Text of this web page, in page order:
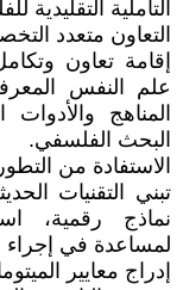
التأملية التقليدية
التعاون متعدد
إقامة تعاون
علم النفس
المناهج
البحث الفلسفي.
الاستفادة من
تبني التقنيات
نماذج رقمية،
لمساعدة في إجراء
إدراج معايير